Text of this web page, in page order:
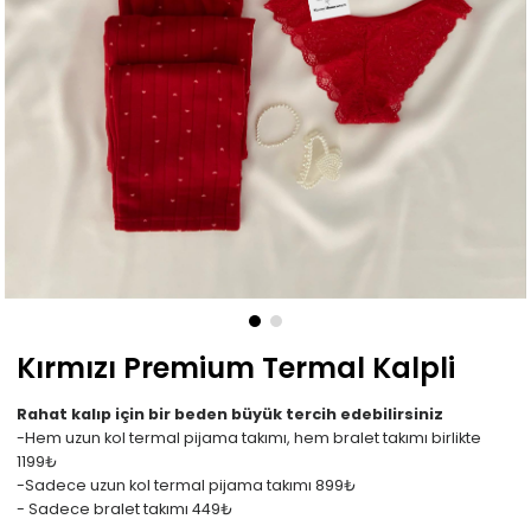
Kırmızı Premium Termal Kalpli
Rahat kalıp için bir beden büyük tercih edebilirsiniz
-Hem uzun kol termal pijama takımı, hem bralet takımı birlikte
1199₺
-Sadece uzun kol termal pijama takımı 899₺
- Sadece bralet takımı 449₺